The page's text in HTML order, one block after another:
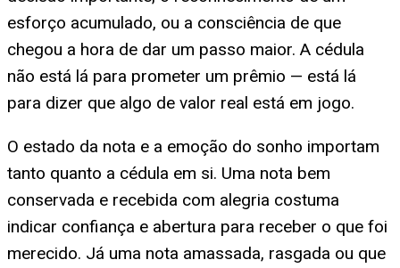
esforço acumulado, ou a consciência de que
chegou a hora de dar um passo maior. A cédula
não está lá para prometer um prêmio — está lá
para dizer que algo de valor real está em jogo.
O estado da nota e a emoção do sonho importam
tanto quanto a cédula em si. Uma nota bem
conservada e recebida com alegria costuma
indicar confiança e abertura para receber o que foi
merecido. Já uma nota amassada, rasgada ou que